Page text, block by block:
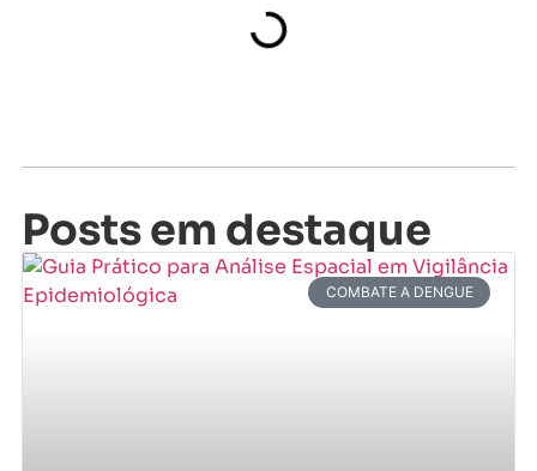
Posts em destaque
COMBATE A DENGUE